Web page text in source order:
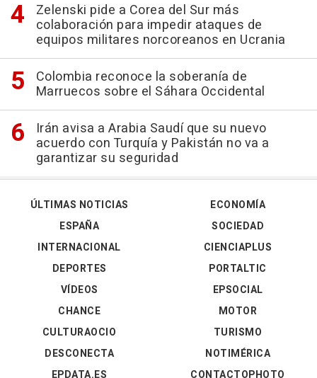
Zelenski pide a Corea del Sur más
colaboración para impedir ataques de
equipos militares norcoreanos en Ucrania
Colombia reconoce la soberanía de
Marruecos sobre el Sáhara Occidental
Irán avisa a Arabia Saudí que su nuevo
acuerdo con Turquía y Pakistán no va a
garantizar su seguridad
ÚLTIMAS NOTICIAS
ESPAÑA
INTERNACIONAL
DEPORTES
VÍDEOS
ECONOMÍA
SOCIEDAD
CIENCIAPLUS
PORTALTIC
EPSOCIAL
CHANCE
CULTURAOCIO
DESCONECTA
MOTOR
TURISMO
NOTIMÉRICA